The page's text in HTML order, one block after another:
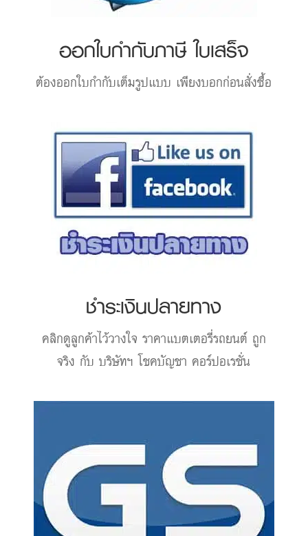
ออกใบกำกับภาษี ใบเสร็จ
ต้องออกใบกำกับเต็มรูปแบบ เพียงบอกก่อนสั่งซื้อ
ชำระเงินปลายทาง
คลิกดูลูกค้าไว้วางใจ ราคาแบตเตอรี่รถยนต์ถูก
จริง กับ บริษัทฯ โชคบัญชา คอร์ปอเรชั่น